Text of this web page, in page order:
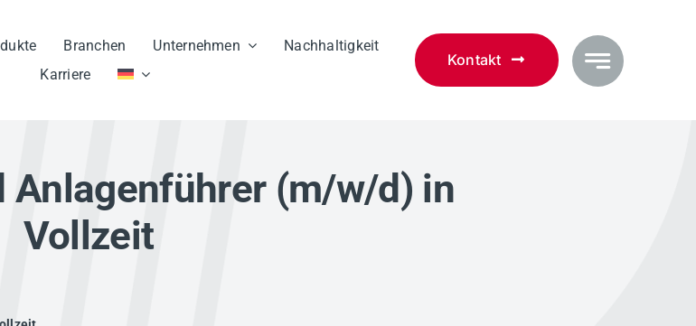
Branchen Unternehmen
Nach­haltigkeit
Karriere
Kontakt
Anlagenführer (m/w/d) in
Vollzeit